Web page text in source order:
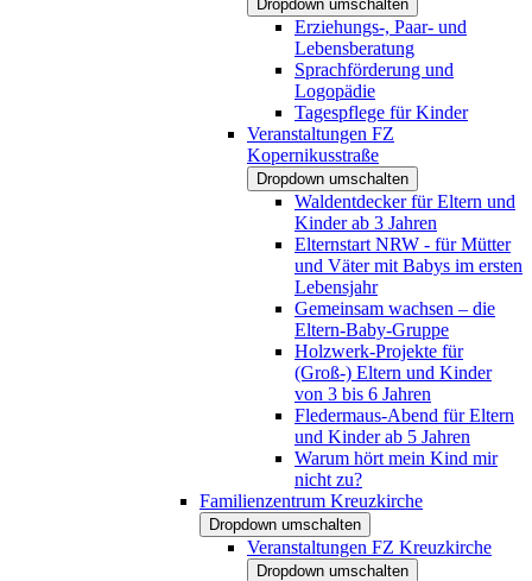
Dropdown umschalten
Erziehungs-, Paar- und
Lebensberatung
Sprachförderung und
Logopädie
Tagespflege für Kinder
Veranstaltungen FZ
Kopernikusstraße
Dropdown umschalten
Waldentdecker für Eltern und
Kinder ab 3 Jahren
Elternstart NRW - für Mütter
und Väter mit Babys im ersten
Lebensjahr
Gemeinsam wachsen – die
Eltern-Baby-Gruppe
Holzwerk-Projekte für
(Groß-) Eltern und Kinder
von 3 bis 6 Jahren
Fledermaus-Abend für Eltern
und Kinder ab 5 Jahren
Warum hört mein Kind mir
nicht zu?
Familienzentrum Kreuzkirche
Dropdown umschalten
Veranstaltungen FZ Kreuzkirche
Dropdown umschalten